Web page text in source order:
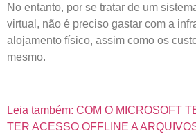
No entanto, por se tratar de um
virtual, não é preciso gastar com a
alojamento físico, assim como os
mesmo.
Leia também: COM O MICROSOFT
TER ACESSO OFFLINE A